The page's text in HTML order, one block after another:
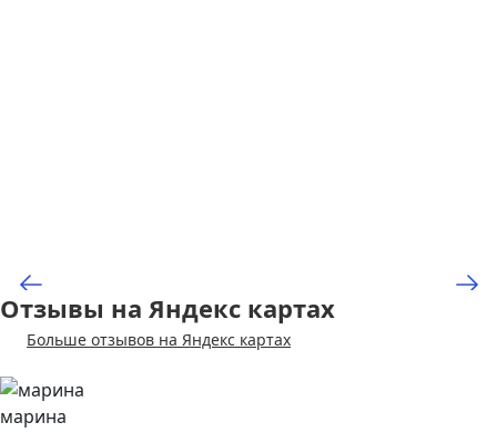
Отзывы на Яндекс картах
Больше отзывов на Яндекс картах
марина